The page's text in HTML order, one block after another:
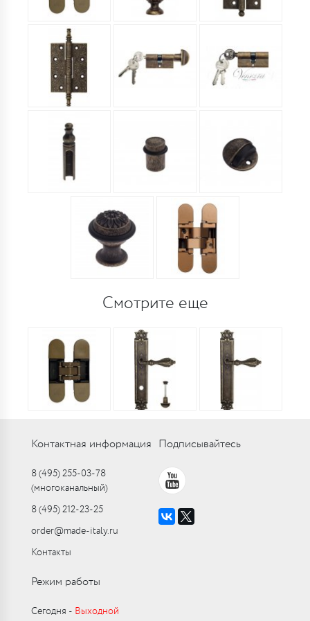
Смотрите еще
Контактная информация
8 (495) 255-03-78
(многоканальный)
8 (495) 212-23-25
order@made-italy.ru
Контакты
Подписывайтесь
Режим работы
Сегодня ‑ Выходной